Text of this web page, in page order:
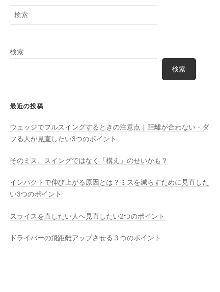
検
索:
検索
検索
最近の投稿
ウェッジでフルスイングするときの注意点｜距離が合わない・ダ
フる人が見直したい3つのポイント
そのミス、スイングではなく「構え」のせいかも？
インパクトで伸び上がる原因とは？ミスを減らすために見直した
い3つのポイント
スライスを直したい人へ見直したい2つのポイント
ドライバーの飛距離アップさせる３つのポイント